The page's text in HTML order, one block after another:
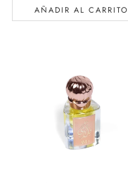
AÑADIR AL CARRITO